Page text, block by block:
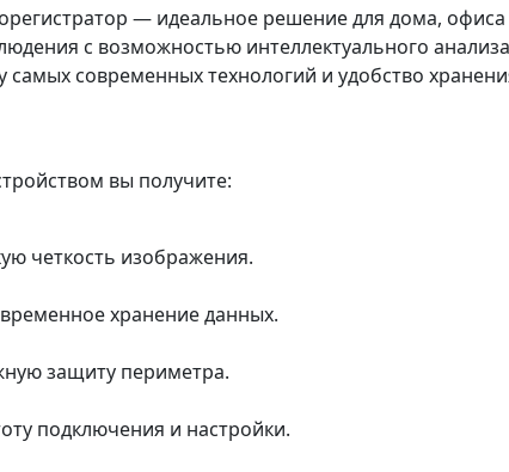
— идеальное решение для дома, офиса
с возможностью интеллектуального
самых современных технологий и удобство
вы получите:
четкость изображения.
хранение данных.
защиту периметра.
подключения и настройки.